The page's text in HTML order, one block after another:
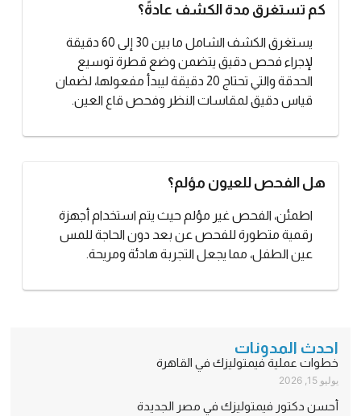
كم تستغرق مدة الكشف عادةً؟
يستغرق الكشف الشامل ما بين 30 إلى 60 دقيقة
لإجراء فحص دقيق يتضمن وضع قطرة توسيع
الحدقة والتي تحتاج 20 دقيقة ليبدأ مفعولها، لضمان
قياس دقيق لمقاسات النظر وفحص قاع العين.
هل الفحص للعيون مؤلم؟
اطمئن، الفحص غير مؤلم حيث يتم استخدام أجهزة
رقمية متطورة للفحص عن بعد دون الحاجة للمس
عين الطفل، مما يجعل التجربة هادئة ومريحة.
احدث المدونات
خطوات عملية فيمتوليزك في القاهرة
يوليو 15, 2026
أحسن دكتور فيمتوليزك في مصر الجديدة